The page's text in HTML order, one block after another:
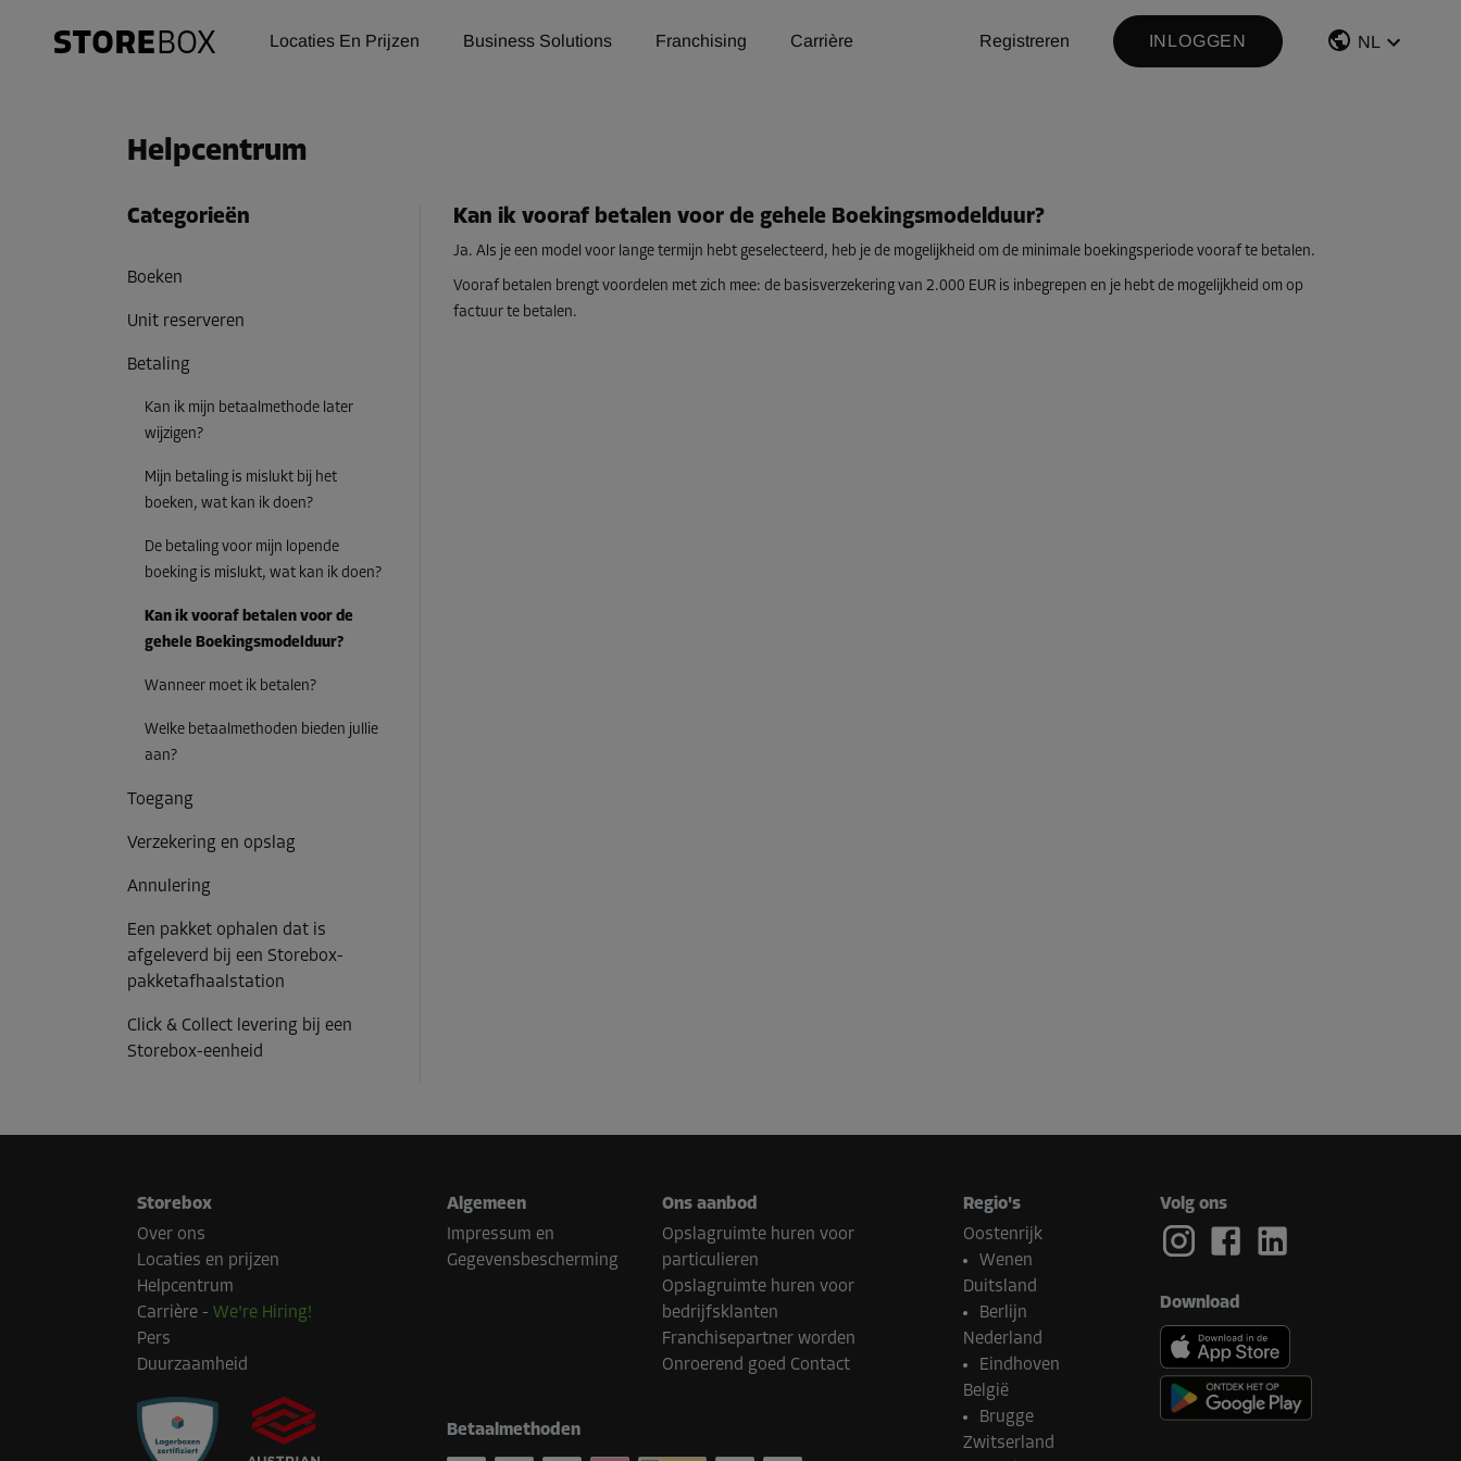
Locaties En Prijzen Business Solutions Franchising Carrière Registreren INLOGGEN NL
Helpcentrum
Categorieën
Boeken
Unit reserveren
Betaling
Kan ik mijn betaalmethode later
wijzigen?
Mijn betaling is mislukt bij het
boeken, wat kan ik doen?
De betaling voor mijn lopende
boeking is mislukt, wat kan ik doen?
Kan ik vooraf betalen voor de
gehele Boekingsmodelduur?
Wanneer moet ik betalen?
Welke betaalmethoden bieden jullie
aan?
Toegang
Verzekering en opslag
Annulering
Een pakket ophalen dat is
afgeleverd bij een Storebox-
pakketafhaalstation
Click & Collect levering bij een
Storebox-eenheid
Kan ik vooraf betalen voor de gehele Boekingsmodelduur?
Ja. Als je een model voor lange termijn hebt geselecteerd, heb je de mogelijkheid om de minimale boekingsperiode vooraf te betalen.
Vooraf betalen brengt voordelen met zich mee: de basisverzekering van 2.000 EUR is inbegrepen en je hebt de mogelijkheid om op
factuur te betalen.
Storebox
Over ons
Locaties en prijzen
Helpcentrum
Carrière - We're Hiring!
Pers
Duurzaamheid
Algemeen
Impressum en
Gegevensbescherming
Ons aanbod
Opslagruimte huren voor
particulieren
Opslagruimte huren voor
bedrijfsklanten
Franchisepartner worden
Onroerend goed Contact
Betaalmethoden
Regio's
Oostenrijk
Wenen
Duitsland
Berlijn
Nederland
Eindhoven
België
Brugge
Zwitserland
Volg ons
Download